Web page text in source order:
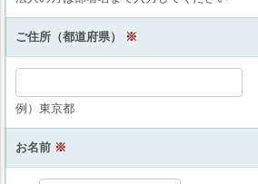
ご住所（都道府県） ※
例）東京都
お名前 ※